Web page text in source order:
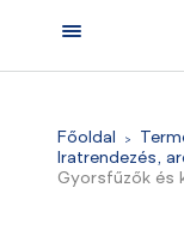
Főoldal
Iratrendezés,
Gyorsfűzők és